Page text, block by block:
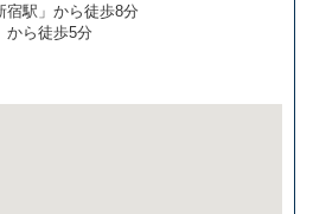
宿駅」から徒歩8分
から徒歩5分